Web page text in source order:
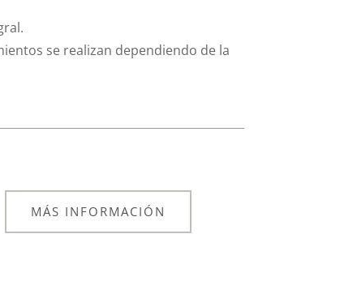
se realizan dependiendo de la
MÁS INFORMACIÓN